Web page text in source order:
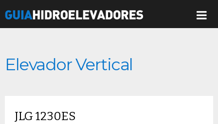
Elevador Vertical
JLG 1230ES